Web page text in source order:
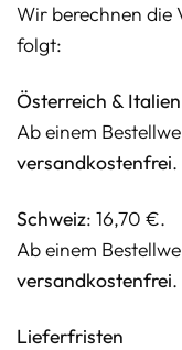
Wir berechnen die
folgt:
Österreich & Italien
Ab einem
versandkostenfrei.
Schweiz: 16,70 €.
Ab einem
versandkostenfrei.
Lieferfristen